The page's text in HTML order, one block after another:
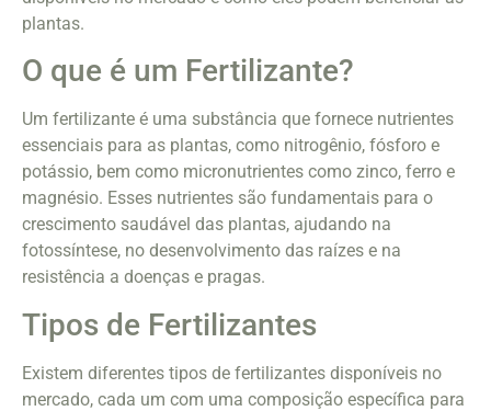
plantas.
O que é um Fertilizante?
Um fertilizante é uma substância que fornece nutrientes
essenciais para as plantas, como nitrogênio, fósforo e
potássio, bem como micronutrientes como zinco, ferro e
magnésio. Esses nutrientes são fundamentais para o
crescimento saudável das plantas, ajudando na
fotossíntese, no desenvolvimento das raízes e na
resistência a doenças e pragas.
Tipos de Fertilizantes
Existem diferentes tipos de fertilizantes disponíveis no
mercado, cada um com uma composição específica para